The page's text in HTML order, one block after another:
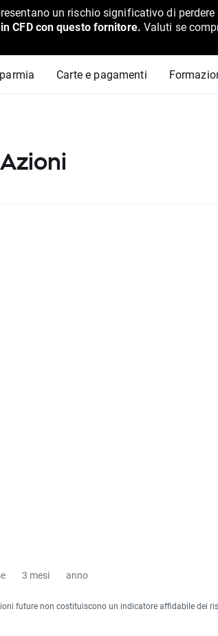
un rischio significativo di
CFD con questo fornitore. Valuti se
Carte e pagamenti
3 mesi anno
future non costituiscono un indicatore affidabile dei